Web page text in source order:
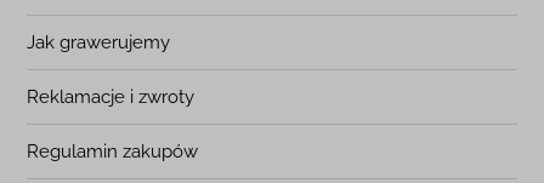
Jak grawerujemy
Reklamacje i zwroty
Regulamin zakupów